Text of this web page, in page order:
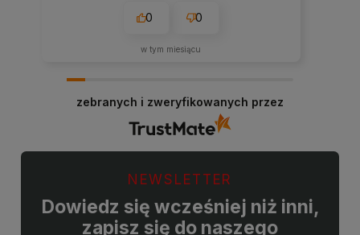
0 0
w tym miesiącu
zebranych i zweryfikowanych przez
NEWSLETTER
Dowiedz się wcześniej niż inni,
zapisz się do naszego